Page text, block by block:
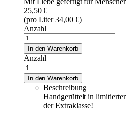
25,50 €
(pro Liter 34,00 €)
Anzahl
In den Warenkorb
Anzahl
In den Warenkorb
Beschreibung
Handgerüttelt in
der Extraklasse!